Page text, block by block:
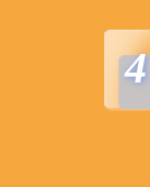
4